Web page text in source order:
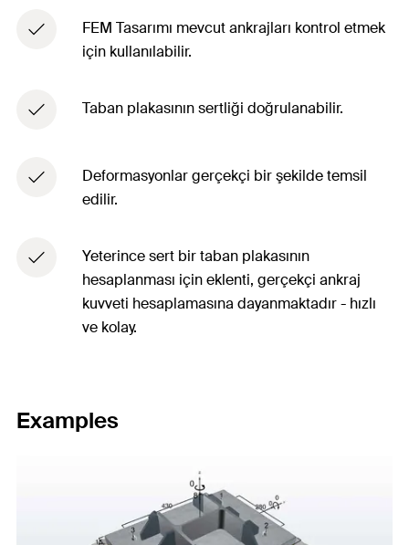
FEM Tasarımı mevcut ankrajları kontrol etmek
için kullanılabilir.
Taban plakasının sertliği doğrulanabilir.
Deformasyonlar gerçekçi bir şekilde temsil
edilir.
Yeterince sert bir taban plakasının
hesaplanması için eklenti, gerçekçi ankraj
kuvveti hesaplamasına dayanmaktadır - hızlı
ve kolay.
Examples